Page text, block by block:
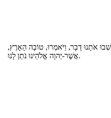
אֹתָנוּ דָבָר, וַיֹּאמְרוּ, טוֹבָה הָאָרֶץ,
אֲשֶׁר-יְהוָה אֱלֹהֵינוּ נֹתֵן לָנוּ.